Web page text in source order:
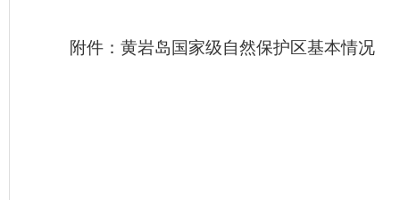
附件：黄岩岛国家级自然保护区基本情况